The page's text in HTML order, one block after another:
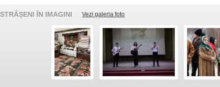
STRĂȘENI ÎN IMAGINI Vezi galeria foto